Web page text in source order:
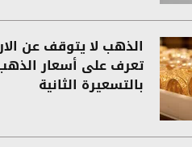
الذهب لا يتوقف عن
تعرف على أسعار
بالتسعيرة الثانية